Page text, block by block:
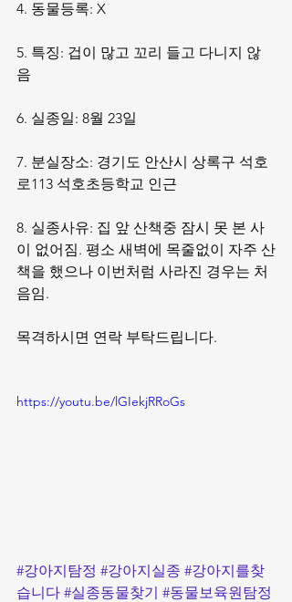
4. 동물등록: X
5. 특징: 겁이 많고 꼬리 들고 다니지 않
음
6. 실종일: 8월 23일
7. 분실장소: 경기도 안산시 상록구 석호
로113 석호초등학교 인근
8. 실종사유: 집 앞 산책중 잠시 못 본 사
이 없어짐. 평소 새벽에 목줄없이 자주 산
책을 했으나 이번처럼 사라진 경우는 처
음임.
목격하시면 연락 부탁드립니다.
https://youtu.be/lGIekjRRoGs
#강아지탐정 #강아지실종 #강아지를찾
습니다 #실종동물찾기 #동물보육원탐정